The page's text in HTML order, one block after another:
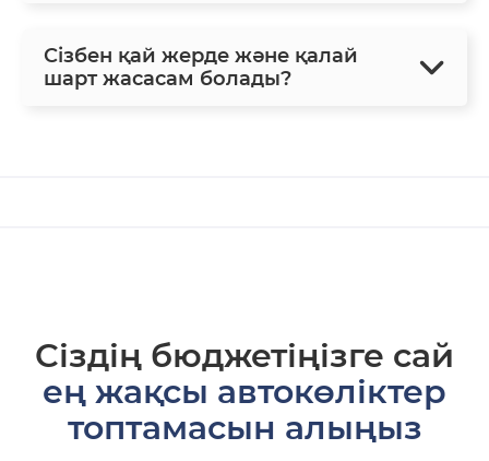
Сізбен қай жерде және қалай
шарт жасасам болады?
Сіздің бюджетіңізге сай
ең жақсы автокөліктер
топтамасын алыңыз